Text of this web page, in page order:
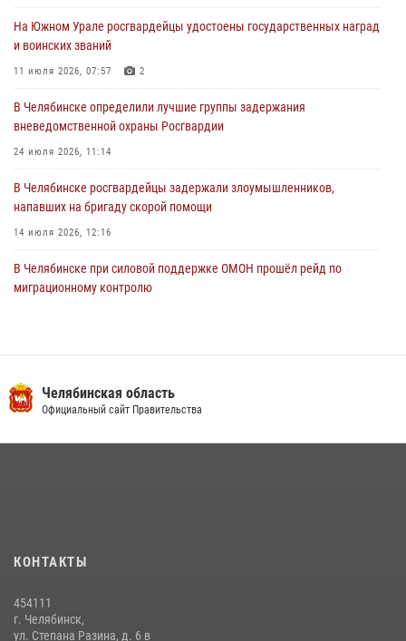
В Челябинской области росгвардейцами по горячим следам
задержан подозреваемый в грабеже
На Южном Урале росгвардейцы удостоены государственных наград
и воинских званий
11 июля 2026, 07:57 2
В Челябинске определили лучшие группы задержания
вневедомственной охраны Росгвардии
24 июля 2026, 11:14
В Челябинске росгвардейцы задержали злоумышленников,
напавших на бригаду скорой помощи
14 июля 2026, 12:16
В Челябинске при силовой поддержке ОМОН прошёл рейд по
миграционному контролю
13 июля 2026, 03:02 5
14 июля 2026, 05:15
Челябинская область
Официальный сайт Правительства
КОНТАКТЫ
454111
г. Челябинск,
ул. Степана Разина, д. 6 в